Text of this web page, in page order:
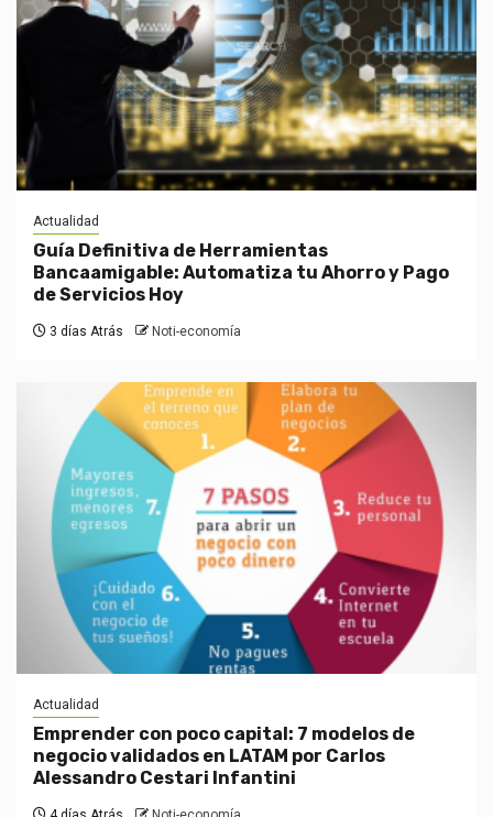
Actualidad
Guía Definitiva de Herramientas
Bancaamigable: Automatiza tu Ahorro y Pago
de Servicios Hoy
3 días Atrás Noti-economía
Actualidad
Emprender con poco capital: 7 modelos de
negocio validados en LATAM por Carlos
Alessandro Cestari Infantini